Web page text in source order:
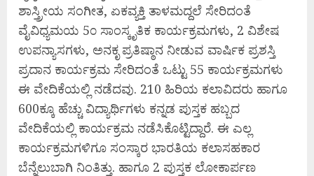
ಶಾಸ್ತ್ರೀಯ ಸಂಗೀತ, ಏಕವ್ಯಕ್ತಿ ತಾಳಮದ್ದಲೆ ಸೇರಿದಂತೆ
ವೈವಿಧ್ಯಮಯ 5೦ ಸಾಂಸ್ಕೃತಿಕ ಕಾರ್ಯಕ್ರಮಗಳು, 2 ವಿಶೇಷ
ಉಪನ್ಯಾಸಗಳು, ಅನಕೃ ಪ್ರತಿಷ್ಠಾನ ನೀಡುವ ವಾರ್ಷಿಕ ಪ್ರಶಸ್ತಿ
ಪ್ರದಾನ ಕಾರ್ಯಕ್ರಮ ಸೇರಿದಂತೆ ಒಟ್ಟು 55 ಕಾರ್ಯಕ್ರಮಗಳು
ಈ ವೇದಿಕೆಯಲ್ಲಿ ನಡೆದವು. 210 ಹಿರಿಯ ಕಲಾವಿದರು ಹಾಗೂ
600ಕ್ಕೂ ಹೆಚ್ಚು ವಿದ್ಯಾರ್ಥಿಗಳು ಕನ್ನಡ ಪುಸ್ತಕ ಹಬ್ಬದ
ವೇದಿಕೆಯಲ್ಲಿ ಕಾರ್ಯಕ್ರಮ ನಡೆಸಿಕೊಟ್ಟಿದ್ದಾರೆ. ಈ ಎಲ್ಲ
ಕಾರ್ಯಕ್ರಮಗಳಿಗೂ ಸಂಸ್ಕಾರ ಭಾರತಿಯ ಕಲಾಸಹಕಾರ
ಬೆನ್ನೆಲುಬಾಗಿ ನಿಂತಿತ್ತು. ಹಾಗೂ 2 ಪುಸ್ತಕ ಲೋಕಾರ್ಪಣ